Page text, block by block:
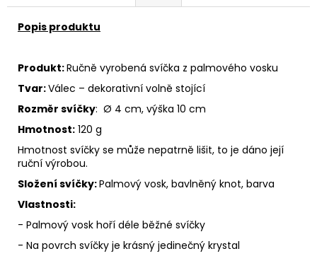
Popis produktu
Produkt:Ručně vyrobená svíčka z palmového vosku
Tvar:Válec – dekorativní volně stojící
Rozměr svíčky: Ø 4 cm, výška 10 cm
Hmotnost: 120 g
Hmotnost svíčky se může nepatrně lišit, to je dáno její
ruční výrobou.
Složení svíčky:Palmový vosk, bavlněný knot, barva
Vlastnosti:
- Palmový vosk hoří déle běžné svíčky
- Na povrch svíčky je krásný jedinečný krystal